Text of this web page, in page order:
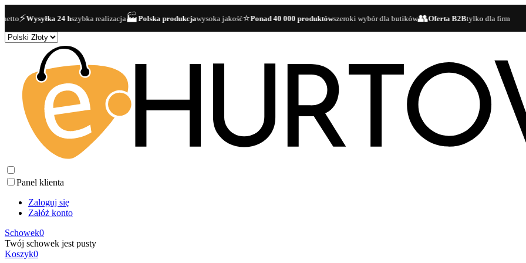
⚡Wysyłka 24 hszybka realizacja🏭Polska produkcjawysoka jakość⭐Ponad 40 000 produktówszeroki wybór dla butików👥Oferta B2Btylko dla firm
Panel klienta
Zaloguj się
Załóż konto
Schowek0
Twój schowek jest pusty
Koszyk0